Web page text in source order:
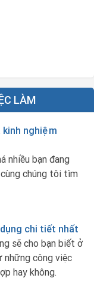
LÀM
kinh nghiệm
nhiều bạn đang
chúng tôi tìm
chi tiết nhất
sẽ cho bạn biết ở
những công việc
hay không.